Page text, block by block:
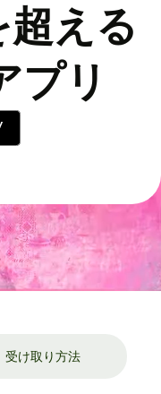
える
プリ
受け取り方法